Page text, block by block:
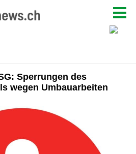
Sperrungen des
wegen Umbauarbeiten